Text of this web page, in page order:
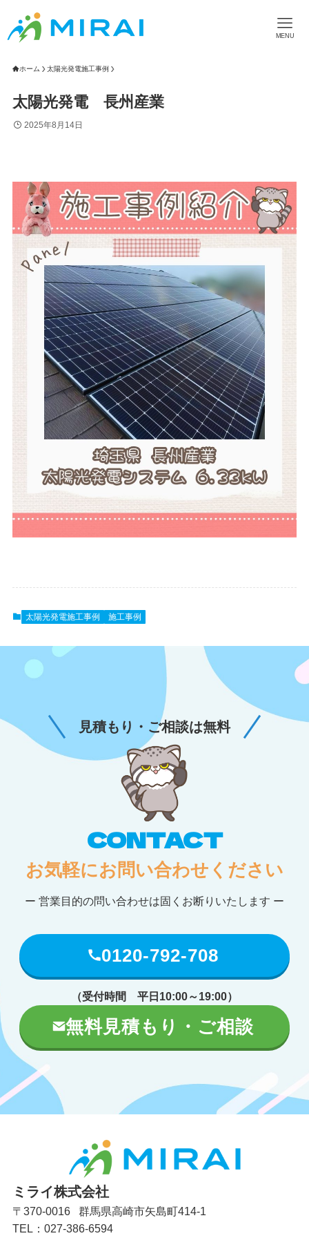
MENU
ホーム 太陽光発電施工事例
太陽光発電 長州産業
2025年8月14日
太陽光発電施工事例 施工事例
見積もり・ご相談は無料
CONTACT
お気軽にお問い合わせください
ー 営業目的の問い合わせは固くお断りいたします ー
0120-792-708
（受付時間 平日10:00～19:00）
無料見積もり・ご相談
ミライ株式会社
〒370-0016 群馬県高崎市矢島町414-1
TEL：027-386-6594